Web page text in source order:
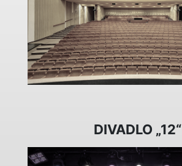
DIVADLO „12“